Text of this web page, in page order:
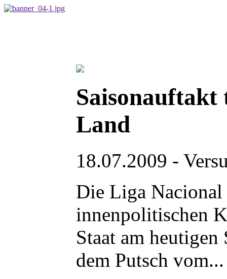
Land
18.07.2009 -
Die Liga Nacional
innenpolitischen
Staat am heutigen
dem Putsch vom...